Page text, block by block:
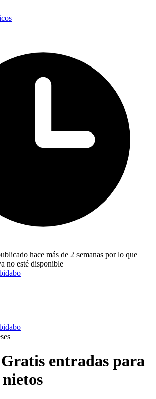
hace más de 2 semanas por lo que
no esté disponible
entradas para